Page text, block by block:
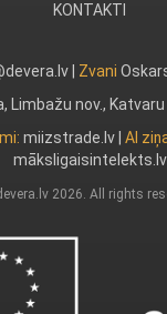
KONTAKTI
| Zvani
Limbažu nov.,
miizstrade.lv AI
māksligaisintelekts.lv
2026. All rights